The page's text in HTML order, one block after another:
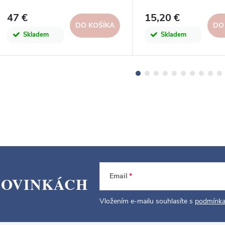
47 €
Skladem
DO KOŠÍKA
15,20 €
Skladem
Email
Vložením e-mailu souhlasíte s